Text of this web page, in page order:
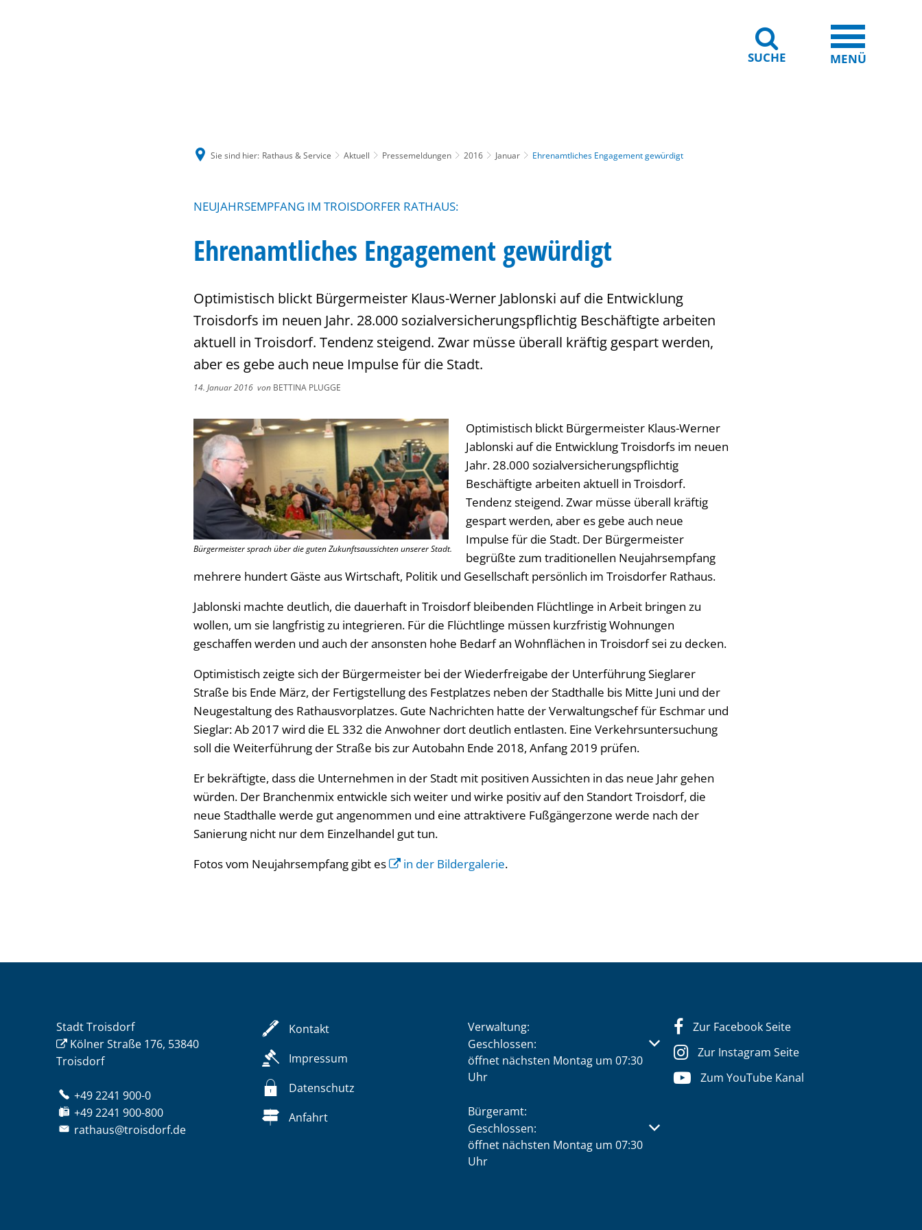
SUCHE MENÜ
Sie sind hier: Rathaus & Service Aktuell Pressemeldungen 2016 Januar Ehrenamtliches Engagement gewürdigt
NEUJAHRSEMPFANG IM TROISDORFER RATHAUS:
Ehrenamtliches Engagement gewürdigt
Optimistisch blickt Bürgermeister Klaus-Werner Jablonski auf die Entwicklung
Troisdorfs im neuen Jahr. 28.000 sozialversicherungspflichtig Beschäftigte arbeiten
aktuell in Troisdorf. Tendenz steigend. Zwar müsse überall kräftig gespart werden,
aber es gebe auch neue Impulse für die Stadt.
14. Januar 2016 von BETTINA PLUGGE
Bürgermeister sprach über die guten Zukunftsaussichten unserer Stadt.
Optimistisch blickt Bürgermeister Klaus-Werner
Jablonski auf die Entwicklung Troisdorfs im neuen
Jahr. 28.000 sozialversicherungspflichtig
Beschäftigte arbeiten aktuell in Troisdorf.
Tendenz steigend. Zwar müsse überall kräftig
gespart werden, aber es gebe auch neue
Impulse für die Stadt. Der Bürgermeister
begrüßte zum traditionellen Neujahrsempfang
mehrere hundert Gäste aus Wirtschaft, Politik und Gesellschaft persönlich im Troisdorfer Rathaus.
Jablonski machte deutlich, die dauerhaft in Troisdorf bleibenden Flüchtlinge in Arbeit bringen zu
wollen, um sie langfristig zu integrieren. Für die Flüchtlinge müssen kurzfristig Wohnungen
geschaffen werden und auch der ansonsten hohe Bedarf an Wohnflächen in Troisdorf sei zu decken.
Optimistisch zeigte sich der Bürgermeister bei der Wiederfreigabe der Unterführung Sieglarer
Straße bis Ende März, der Fertigstellung des Festplatzes neben der Stadthalle bis Mitte Juni und der
Neugestaltung des Rathausvorplatzes. Gute Nachrichten hatte der Verwaltungschef für Eschmar und
Sieglar: Ab 2017 wird die EL 332 die Anwohner dort deutlich entlasten. Eine Verkehrsuntersuchung
soll die Weiterführung der Straße bis zur Autobahn Ende 2018, Anfang 2019 prüfen.
Er bekräftigte, dass die Unternehmen in der Stadt mit positiven Aussichten in das neue Jahr gehen
würden. Der Branchenmix entwickle sich weiter und wirke positiv auf den Standort Troisdorf, die
neue Stadthalle werde gut angenommen und eine attraktivere Fußgängerzone werde nach der
Sanierung nicht nur dem Einzelhandel gut tun.
Fotos vom Neujahrsempfang gibt es
in der Bildergalerie.
Stadt Troisdorf
Kölner Straße 176, 53840
Troisdorf
+49 2241 900-0
+49 2241 900-800
rathaus@troisdorf.de
Kontakt
Impressum
Datenschutz
Anfahrt
Verwaltung:
Klicken, um weitere Öffnungs- oder Schließzeiten auszublenden
Geschlossen:
öffnet nächsten Montag um 07:30
Uhr
Bürgeramt:
Klicken, um weitere Öffnungs- oder Schließzeiten auszublenden
Geschlossen:
öffnet nächsten Montag um 07:30
Uhr
Zur Facebook Seite
Zur Instagram Seite
Zum YouTube Kanal